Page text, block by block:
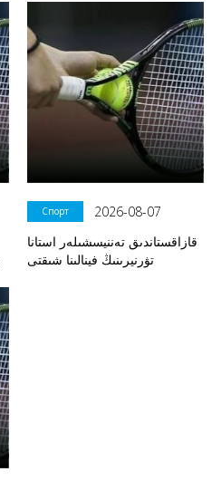
Спорт
2026-08-07
قازاقستاندىق تەننيسشىلەر استانا
تۋرنيرىنىڭ فينالىنا شىقتى